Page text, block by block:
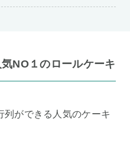
NO１のロールケーキ
列ができる人気のケーキ